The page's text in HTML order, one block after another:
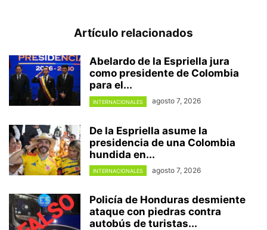
Artículo relacionados
Abelardo de la Espriella jura
como presidente de Colombia
para el...
INTERNACIONALES agosto 7, 2026
De la Espriella asume la
presidencia de una Colombia
hundida en...
INTERNACIONALES agosto 7, 2026
Policía de Honduras desmiente
ataque con piedras contra
autobús de turistas...